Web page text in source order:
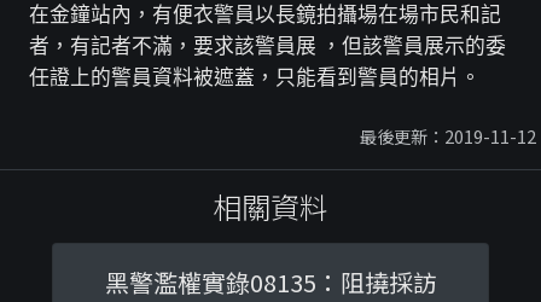
在金鐘站內，有便衣警員以長鏡拍攝場在場市民和記
者，有記者不滿，要求該警員展 ，但該警員展示的委
任證上的警員資料被遮蓋，只能看到警員的相片。
最後更新：2019-11-12
相關資料
黑警濫權實錄08135：阻撓採訪